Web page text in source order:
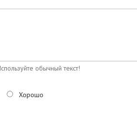
обычный текст!
Хорошо